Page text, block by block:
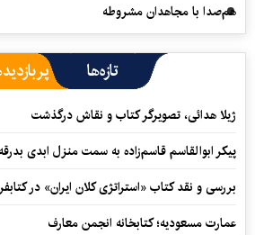
هم‌صدا با مجاهدان مشروطه
تازه‌ها
ژیلا هدائی، تصویرگر کتاب و نقاش درگذشت
پیکر ابوالقاسم قاسم‌زاده به سمت منزل ابدی
بررسی و نقد کتاب «استراتژی کلان ایران» در
عمارت مسعودیه؛ کتابخانه انجمن معارف